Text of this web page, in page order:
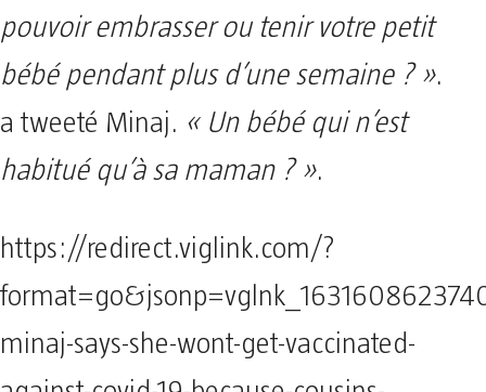
pouvoir embrasser ou tenir votre petit
bébé pendant plus d’une semaine ? ».
a tweeté Minaj. « Un bébé qui n’est
habitué qu’à sa maman ? ».
https://redirect.viglink.com/?
minaj-says-she-wont-get-vaccinated-